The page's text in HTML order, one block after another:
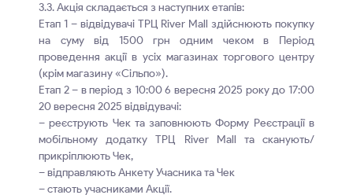
3.3. Акція складається з наступних етапів:
Етап 1 – відвідувачі ТРЦ River Mall здійснюють покупку
на суму від 1500 грн одним чеком в Період
проведення акції в усіх магазинах торгового центру
(крім магазину «Сільпо»).
Етап 2 – в період з 10:00 6 вересня 2025 року до 17:00
20 вересня 2025 відвідувачі:
– реєструють Чек та заповнюють Форму Реєстрації в
мобільному додатку ТРЦ River Mall та сканують/
прикріплюють Чек,
– відправляють Анкету Учасника та Чек
– стають учасниками Акції.